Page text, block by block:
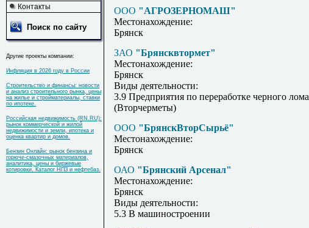
Контакты
Поиск по сайту
Другие проекты компании:
Инфляция в 2026 году в России
Строительство и финансы: новости
и анализ строительного рынка, цены
на жилье и стройматериалы, ставки
по ипотеке.
Российская недвижимость (RN.RU):
рынок коммерческой и жилой
недвижимости и земли, ипотека и
оценка квартир и домов.
Бензин Онлайн: рынок бензина и
горюче-смазочных материалов,
аналитика, цены и биржевые
котировки. Каталог НПЗ и нефтебаз.
ООО "АГРОЗЕРНОМАШ"
Местонахождение:
Брянск
ЗАО "Брянсквтормет"
Местонахождение:
Брянск
Виды деятельности:
3.9 Предприятия по переработке черного лома
(Вторчерметы)
ООО "БрянскВторСырьё"
Местонахождение:
Брянск
ОАО "Брянский Арсенал"
Местонахождение:
Брянск
Виды деятельности:
5.3 В машиностроении